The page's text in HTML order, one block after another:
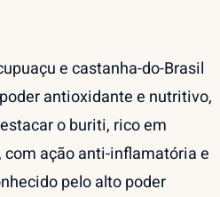
e castanha-do-Brasil
antioxidante e nutritivo,
o buriti, rico em
ação anti-inflamatória e
pelo alto poder